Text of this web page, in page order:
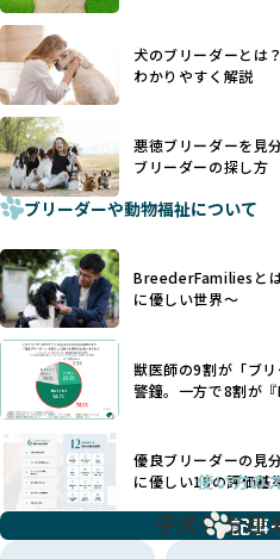
あり、実際の現場や日々のケア
利優先の「悪徳ブリーダー」が
す。
BreederFamiliesでは、ワンち
ーダー」のみを紹介するために
設け、ブリーダーの理念や飼育
ています。
一部の営利優先のブリーディン
えずに大量繁殖が行われ、親犬
が見られます。さらに、コスト
たり、栄養のない食事を与える
いなど、ワンちゃんの健康と福
くありません。
また、健康リスクが予測しづ
が行き届かない多頭飼育等も
ング手法は、ワンちゃんの福祉
るブリーダーによるものが多く
題となっています。
BreederFamiliesでは、こうし
リーディングをなくすため、す
うに大切に飼育・繁殖を行って
を大切にするため断尾・断耳を
一方、営利優先ブリーダーでは
ことを理由に断尾や断耳を行う
で処置するケースも見受けられ
「耳やしっぽを切らない」詳細
犬種ごとに異なる健康リスクや
適切に対応するためには、深い
せん。現在、犬種は200種類以
たとえば、パグは呼吸器系のト
ドール・レトリバーには股関節
す。このような犬種ごとの違い
できるかどうかは、ブリーダー
す。
優良ブリーダーは、少数の犬
繁殖を行い、各犬種の特徴を熟
犬種ごとの健康管理や繁殖にお
ことが可能です。
一方、営利優先ブリーダーは流
増やす傾向があり、犬種ごとに
環境を十分に考慮しない場合が
犬のブリーダーとは
わかりやすく解説
悪徳ブリーダーを見
ブリーダーの探し方
ブリーダーや動物福祉について
BreederFamiliesと
に優しい世界〜
獣医師の9割が「ブ
警鐘。一方で8割が
優良ブリーダーの見
に優しい18の評価基
記事
使い方の
子犬をお迎